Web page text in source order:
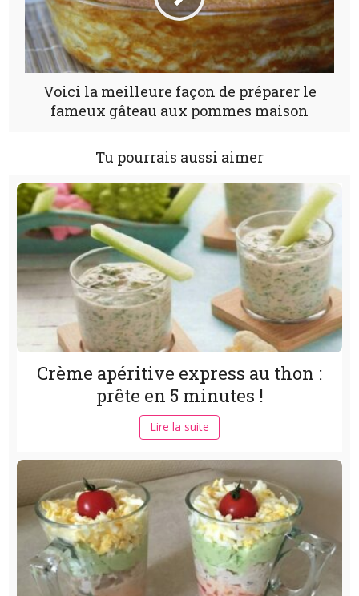
Voici la meilleure façon de préparer le
fameux gâteau aux pommes maison
Tu pourrais aussi aimer
Crème apéritive express au thon :
prête en 5 minutes !
Lire la suite